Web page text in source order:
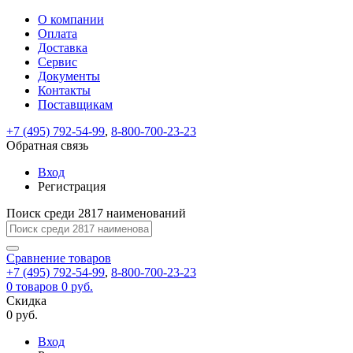
ВходРегистрация
test@example.com
отправлена
по
ней
завершения
регистрации.
Ок
Запомнить
меня
Забыли
Восстановление
пароля
Заполните
форму.
Мы
отправим
ссылку
указанный
электронный
перейдя
по
которой
вы
задать
На
вашу
почту
test@test.ru
ссылка.
Перейдите
по
для
смены
пароля.
Введите
новый
пароль
Сменить
Пароль
успешно
восстановлен
Обратная
связь
Сообщение
пользовательского
сообщение
успешно
отправлено.
О компании
Оплата
Доставка
Сервис
Документы
Контакты
Поставщикам
+7 (495) 792-54-99, 8-800-700-23-23
Обратная связь
Вход
Регистрация
Поиск среди 2817 наименований
Сравнение товаров
+7 (495) 792-54-99, 8-800-700-23-23
0 товаров 0 руб.
Скидка
0 руб.
Вход